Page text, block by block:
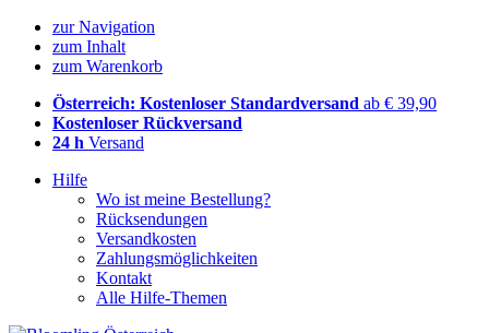
zur Navigation
zum Inhalt
zum Warenkorb
Österreich: Kostenloser Standardversand ab € 39,90
Kostenloser Rückversand
24 h Versand
Hilfe
Wo ist meine Bestellung?
Rücksendungen
Versandkosten
Zahlungsmöglichkeiten
Kontakt
Alle Hilfe-Themen